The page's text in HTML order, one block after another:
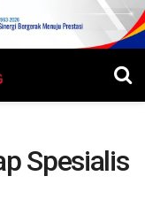
Spesialis